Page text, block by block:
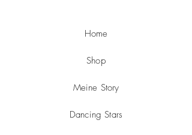
Home
Shop
Meine Story
Dancing Stars